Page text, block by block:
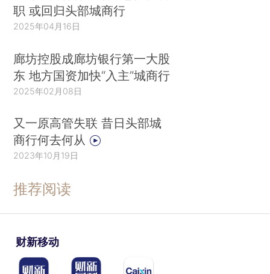
职 或回归头部城商行
2025年04月16日
廊坊控股成廊坊银行第一大股
东 地方国资加快“入主”城商行
2025年02月08日
又一原高管失联 昔日头部城
商行何去何从
2023年10月19日
推荐阅读
财新移动